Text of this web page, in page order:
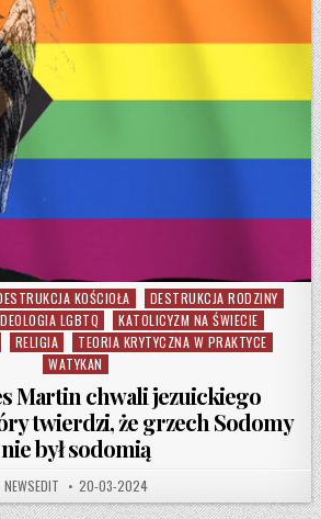
KOŚCIOŁA
DESTRUKCJA RODZINY
LGBTQ
KATOLICYZM NA ŚWIECIE
RELIGIA
TEORIA KRYTYCZNA W PRAKTYCE
WATYKAN
Martin chwali jezuickiego
twierdzi, że grzech Sodomy
nie był sodomią
AUTHOR:
NEWSEDIT PUBLISHED DATE:
20-03-2024